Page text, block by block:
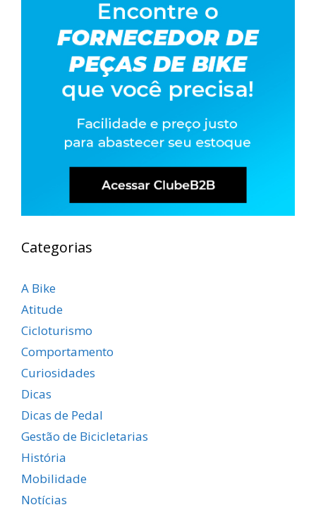
Categorias
A Bike
Atitude
Cicloturismo
Comportamento
Curiosidades
Dicas
Dicas de Pedal
Gestão de Bicicletarias
História
Mobilidade
Notícias